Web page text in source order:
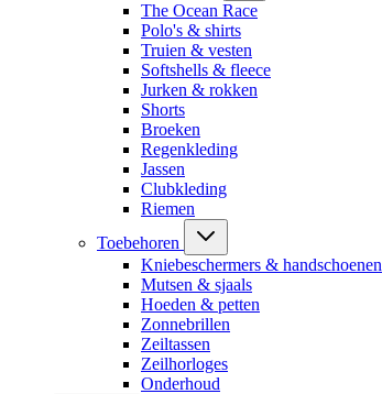
The Ocean Race
Polo's & shirts
Truien & vesten
Softshells & fleece
Jurken & rokken
Shorts
Broeken
Regenkleding
Jassen
Clubkleding
Riemen
Toebehoren
Kniebeschermers & handschoenen
Mutsen & sjaals
Hoeden & petten
Zonnebrillen
Zeiltassen
Zeilhorloges
Onderhoud